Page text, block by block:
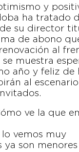
y
ha tratado
su director
de abono
al
muestra
año y feliz de
al
ve la que
lo vemos muy
son